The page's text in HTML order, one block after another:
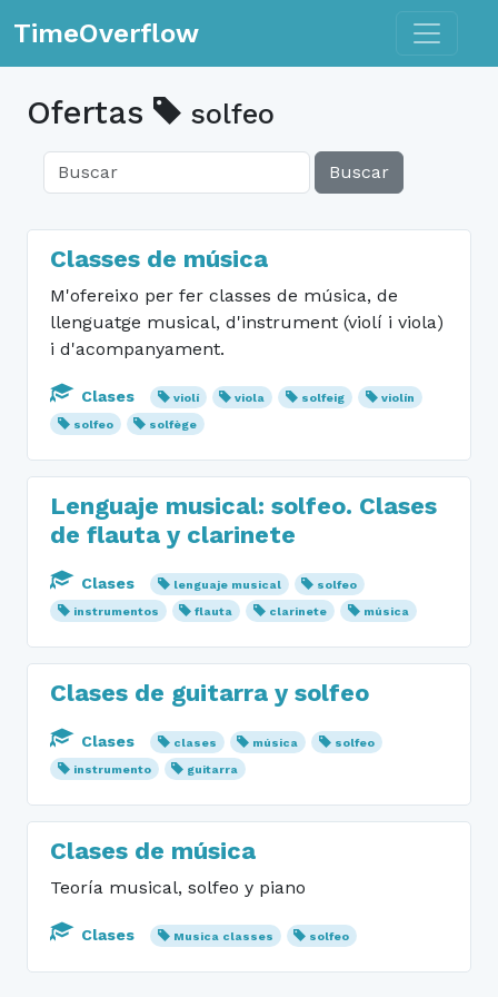
TimeOverflow Toggle
Ofertas solfeo
Buscar
Classes de música
M'ofereixo per fer classes de música, de
llenguatge musical, d'instrument (violí i viola)
i d'acompanyament.
Clases violí viola solfeig
violín
solfeo
solfège
Lenguaje musical: solfeo. Clases
de flauta y clarinete
Clases lenguaje musical
solfeo
instrumentos
flauta clarinete música
Clases de guitarra y solfeo
Clases clases música
solfeo
instrumento
guitarra
Clases de música
Teoría musical, solfeo y piano
Clases Musica classes solfeo